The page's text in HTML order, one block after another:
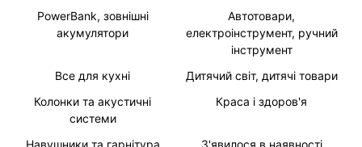
PowerBank, зовнішні
акумулятори
Автотовари,
електроінструмент, ручний
інструмент
Все для кухні
Дитячий світ, дитячі товари
Колонки та акустичні
системи
Краса і здоров'я
Навушники та гарнітура
З'явилося в наявності